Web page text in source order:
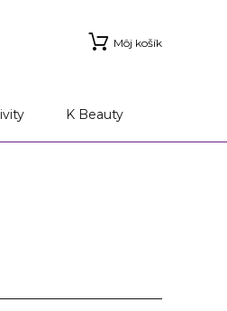
Môj košík
K Beauty